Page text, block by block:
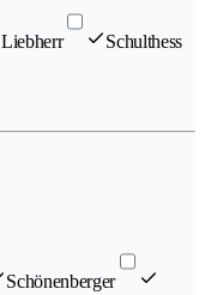
Liebherr Schulthess
Schönenberger